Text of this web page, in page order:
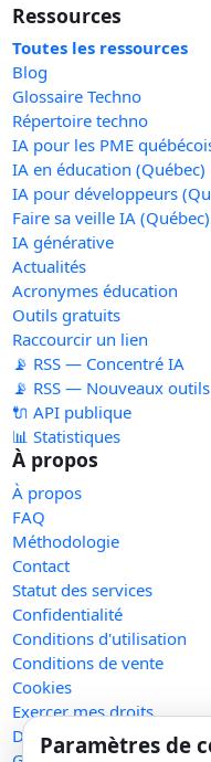
Ressources
Toutes les ressources
Blog
Glossaire Techno
Répertoire techno
IA pour les PME
IA en éducation (Québec)
IA pour développeurs
Faire sa veille IA (Québec)
IA générative
Actualités
Acronymes éducation
Outils gratuits
Raccourcir un lien
📡 RSS — Concentré IA
📡 RSS — Nouveaux outils
🔌 API publique
📊 Statistiques
À propos
À propos
FAQ
Méthodologie
Contact
Statut des services
Confidentialité
Conditions d'utilisation
Conditions de vente
Cookies
Exercer mes droits
Demande de retrait
Paramètres de